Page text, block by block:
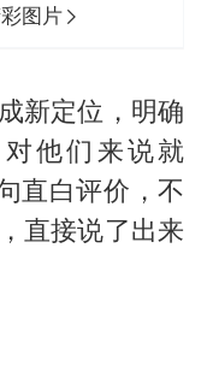
图片
新定位，明确
他们来说就
直白评价，不
直接说了出来